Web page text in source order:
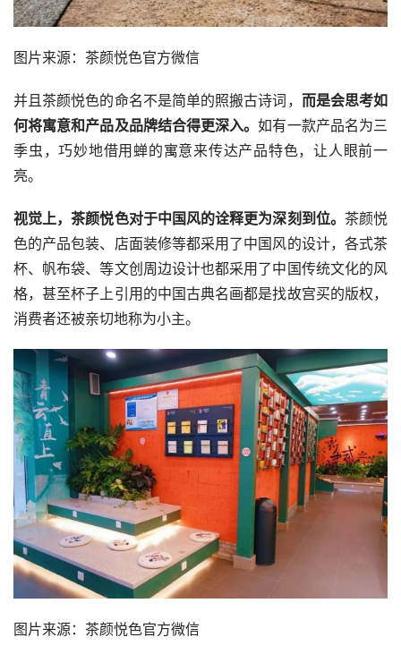
图片来源：茶颜悦色官方微信
并且茶颜悦色的命名不是简单的照搬古诗词， 而是会思考如
何将寓意和产品及品牌结合得更深入。如有一款产品名为三
季虫，巧妙地借用蝉的寓意来传达产品特色，让人眼前一
亮。
视觉上，茶颜悦色对于中国风的诠释更为深刻到位。 茶颜悦
色的产品包装、店面装修等都采用了中国风的设计，各式茶
杯、帆布袋、等文创周边设计也都采用了中国传统文化的风
格，甚至杯子上引用的中国古典名画都是找故宫买的版权，
消费者还被亲切地称为小主。
图片来源：茶颜悦色官方微信